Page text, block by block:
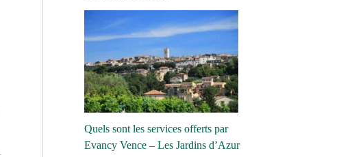
Quels sont les services offerts par
Evancy Vence – Les Jardins d’Azur